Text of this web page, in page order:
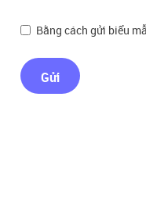
Bằng cách gửi biểu
Gửi